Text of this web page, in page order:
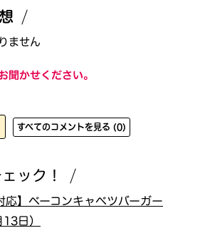
ません
聞かせください。
すべてのコメントを見る (0)
ック！
応】ベーコンキャベツバーガー
日）